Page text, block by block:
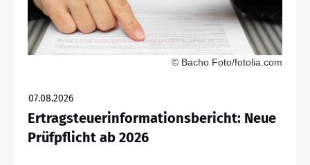
© Bacho Foto/fotolia.com
07.08.2026
Ertragsteuerinformationsbericht: Neue
Prüfpflicht ab 2026